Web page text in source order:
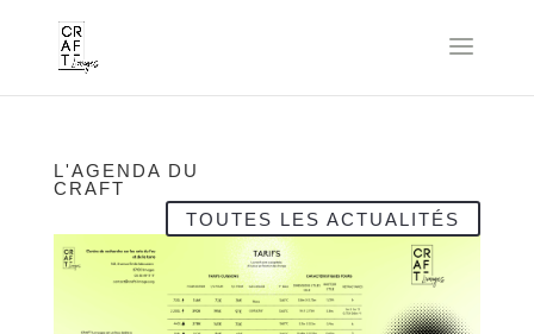
L'AGENDA DU
CRAFT
TOUTES LES ACTUALITÉS